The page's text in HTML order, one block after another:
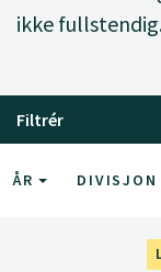
ikke
Filtrér
ÅR DIVISJON